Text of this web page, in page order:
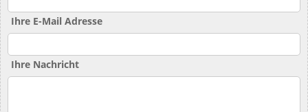
Ihre E-Mail Adresse
Ihre Nachricht